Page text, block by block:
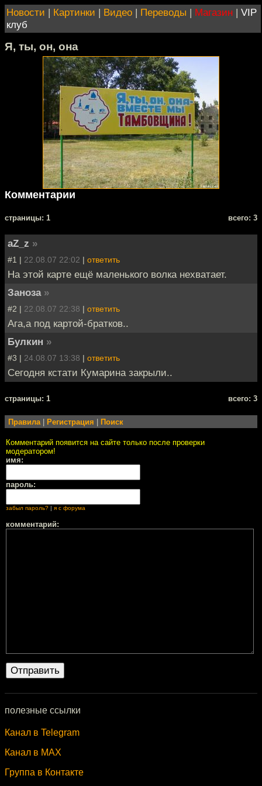
Новости | Картинки | Видео | Переводы | Магазин | VIP
клуб
Я, ты, он, она
Комментарии
cтраницы: 1 всего: 3
aZ_z »
#1 | 22.08.07 22:02 | ответить
На этой карте ещё маленького волка нехватает.
Заноза »
#2 | 22.08.07 22:38 | ответить
Ага,а под картой-братков..
Булкин »
#3 | 24.08.07 13:38 | ответить
Сегодня кстати Кумарина закрыли..
cтраницы: 1 всего: 3
Правила Регистрация Поиск
Комментарий появится на сайте только после проверки
модератором!
имя:
пароль:
забыл пароль? | я с форума
комментарий:
полезные ссылки
Канал в Telegram
Канал в MAX
Группа в Контакте